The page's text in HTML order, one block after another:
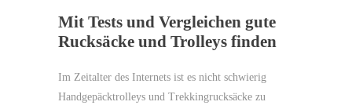
Mit Tests und Vergleichen gute
Rucksäcke und Trolleys finden
Im Zeitalter des Internets ist es nicht schwierig
Handgepäcktrolleys und Trekkingrucksäcke zu